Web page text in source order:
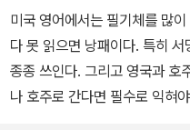
미국 영어에서는 필기체를 많
다 못 읽으면 낭패이다. 특히
종종 쓰인다. 그리고 영국과 호
나 호주로 간다면 필수로 익혀